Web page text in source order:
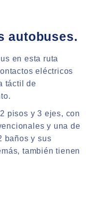
autobuses.
en esta ruta
eléctricos
táctil de
pisos y 3 ejes, con
y una de
baños y sus
también tienen